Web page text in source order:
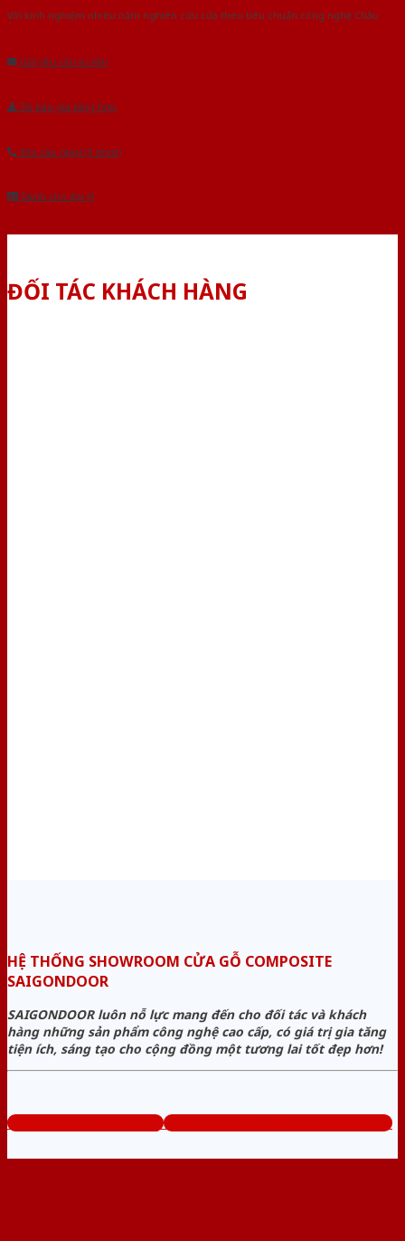
Với kinh nghiệm nhiêu năm nghiên cứu cửa theo tiêu chuẩn công nghệ Châu
Gửi yêu cầu tư vấn
Tải báo giá tổng hợp
Yêu cầu gọi lại (3 phút)
Dành cho đại lý
ĐỐI TÁC KHÁCH HÀNG
HỆ THỐNG SHOWROOM CỬA GỖ COMPOSITE
SAIGONDOOR
SAIGONDOOR luôn nỗ lực mang đến cho đối tác và khách
hàng những sản phẩm công nghệ cao cấp, có giá trị gia tăng
tiện ích, sáng tạo cho cộng đồng một tương lai tốt đẹp hơn!
www.cuagocomposite.org Tổng đài tư vấn miễn phí: 0824.400.400